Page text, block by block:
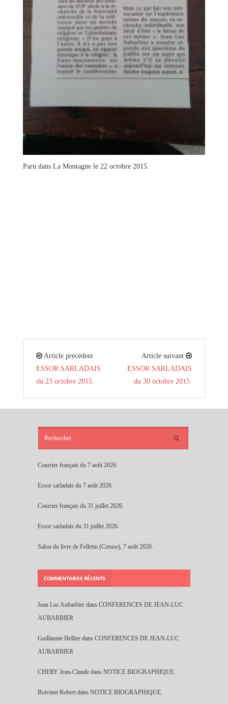
Paru dans La Montagne le 22 octobre 2015.
Article précédent
ESSOR SARLADAIS
du 23 octobre 2015.
Article suivant
ESSOR SARLADAIS
du 30 octobre 2015.
Courrier français du 7 août 2026.
Essor sarladais du 7 août 2026.
Courrier français du 31 juillet 2026.
Essor sarladais du 31 juillet 2026.
Salon du livre de Felletin (Creuse), 7 août 2026.
COMMENTAIRES RÉCENTS
Jean Luc Aubarbier dans CONFERENCES DE JEAN-LUC
AUBARBIER
Guillaume Hellier dans CONFERENCES DE JEAN-LUC
AUBARBIER
CHERY Jean-Claude dans NOTICE BIOGRAPHIQUE.
Boivinet Robert dans NOTICE BIOGRAPHIQUE.